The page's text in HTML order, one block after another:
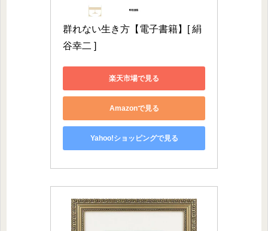
群れない生き方【電子書籍】[ 絹
谷幸二 ]
楽天市場で見る
Amazonで見る
Yahoo!ショッピングで見る